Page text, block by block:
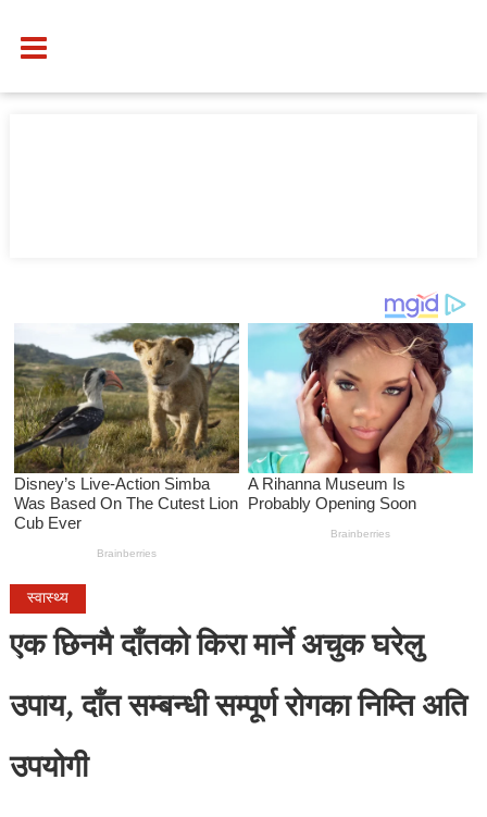
स्वास्थ्य
एक छिनमै दाँतको किरा मार्ने अचुक घरेलु
उपाय, दाँत सम्बन्धी सम्पूर्ण रोगका निम्ति अति
उपयोगी